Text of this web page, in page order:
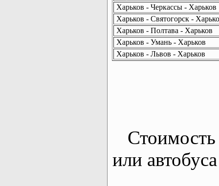
Харьков - Черкассы - Харьков
Харьков - Святогорск -
Харьков - Полтава - Харьков
Харьков - Умань - Харьков
Харьков - Львов - Харьков
Стоимость
или